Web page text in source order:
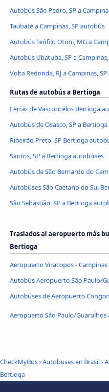
Autobús São Pedro, SP a
Taubaté a Campinas, SP autobús
Autobús Teófilo Otoni, MG a
Autobús Ubatuba, SP a Campinas,
Volta Redonda, RJ a Campinas,
Rutas de autobús a Bertioga
Ferraz de Vasconcelos Bertioga
Autobús de Osasco, SP a Bertioga
Ribeirão Preto, SP Bertioga
Santos, SP a Bertioga autobúses
Autobús de São Bernardo do
Autobúses São Caetano do Sul
São Sebastião, SP a Bertioga
Traslados al aeropuerto más
Bertioga
Aeropuerto Viracopos -
Autobús Aeropuerto São Paulo/
Autobúses de Aeropuerto
Aeropuerto São Paulo/
CheckMyBus›Autobuses en Brasil›
Bertioga